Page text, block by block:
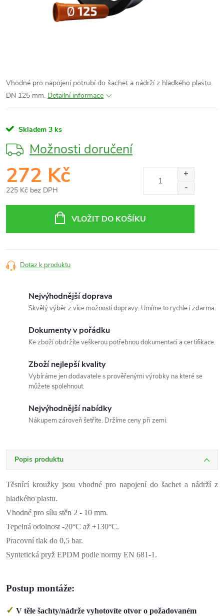
Vhodné pro napojení potrubí do šachet a nádrží z hladkého plastu.
DN 125 mm. Detailní informace
Skladem 3 ks
Možnosti doručení
272 Kč
225 Kč bez DPH
VLOŽIT DO KOŠÍKU
Dotaz k produktu
Nejvýhodnější doprava
Skvělý výběr z více možností dopravy. Umíme to rychle i zdarma.
Dokumenty v pořádku
Ke zboží obdržíte veškerou potřebnou dokumentaci a certifikace.
Zboží nejlepší kvality
Vybíráme jen dodavatele s prověřenými výrobky na které se
můžete spolehnout.
Nejvýhodnější nabídky
Nákupem zároveň šetříte. Držíme ceny při zemi.
Popis produktu
Těsnící kroužky jsou vhodné pro napojení do šachet a nádrží z
hladkého plastu.
Vhodné pro sílu stěn 2 - 10 mm.
Tepelná odolnost -20°C až +130°C.
Pracovní tlak do 0,5 bar.
Syntetická pryž EPDM podle normy EN 681-1.
Postup montáže:
✓ V těle šachty/nádrže vyhotovíte otvor o požadovaném